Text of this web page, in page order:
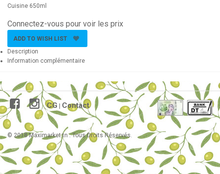
Cuisine 650ml
Connectez-vous pour voir les prix
ADD TO WISH LIST
Description
Information complémentaire
CG Contact
© 2018 Maximarket.tn . Tous Droits Réservés.